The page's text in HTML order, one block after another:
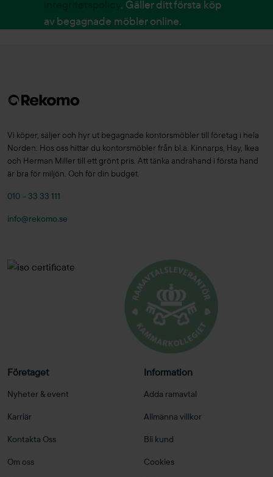
. Gäller ditt första köp
av begagnade möbler online.
Vi köper, säljer och hyr ut begagnade kontorsmöbler till företag i hela
Norden. Hos oss hittar du kontorsmöbler från bl.a. Kinnarps, Hay, Ikea
och Herman Miller till ett grönt pris. Att tänka andrahand i första hand
är bra för miljön. Och för din budget.
010 – 33 33 111
info@rekomo.se
Företaget
Nyheter & event
Karriär
Kontakta Oss
Om oss
Information
Adda ramavtal
Allmänna villkor
Bli kund
Cookies